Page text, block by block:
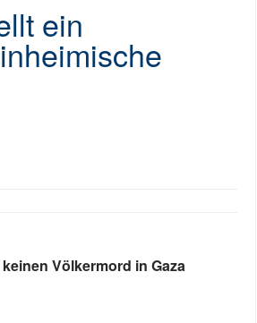
ein
Völkermord in Gaza